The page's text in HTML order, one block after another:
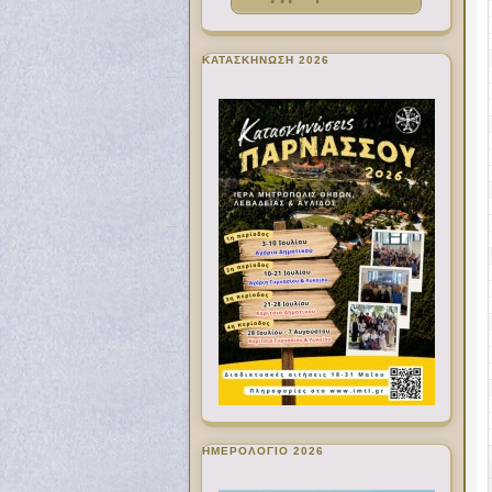
ΚΑΤΑΣΚΗΝΩΣΗ 2026
ΗΜΕΡΟΛΟΓΙΟ 2026